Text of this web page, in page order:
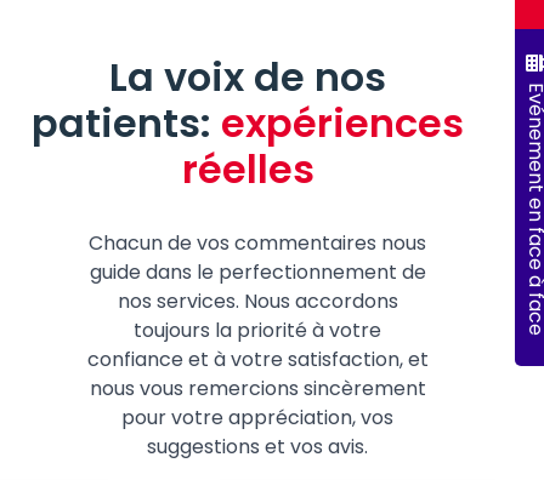
La voix de nos
patients: expériences
réelles
Chacun de vos commentaires nous
guide dans le perfectionnement de
nos services. Nous accordons
toujours la priorité à votre
confiance et à votre satisfaction, et
nous vous remercions sincèrement
pour votre appréciation, vos
suggestions et vos avis.